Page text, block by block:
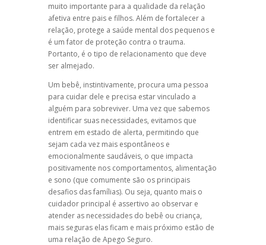
muito importante para a qualidade da relação
afetiva entre pais e filhos. Além de fortalecer a
relação, protege a saúde mental dos pequenos e
é um fator de proteção contra o trauma.
Portanto, é o tipo de relacionamento que deve
ser almejado.
Um bebê, instintivamente, procura uma pessoa
para cuidar dele e precisa estar vinculado a
alguém para sobreviver. Uma vez que sabemos
identificar suas necessidades, evitamos que
entrem em estado de alerta, permitindo que
sejam cada vez mais espontâneos e
emocionalmente saudáveis, o que impacta
positivamente nos comportamentos, alimentação
e sono (que comumente são os principais
desafios das famílias). Ou seja, quanto mais o
cuidador principal é assertivo ao observar e
atender as necessidades do bebê ou criança,
mais seguras elas ficam e mais próximo estão de
uma relação de Apego Seguro.